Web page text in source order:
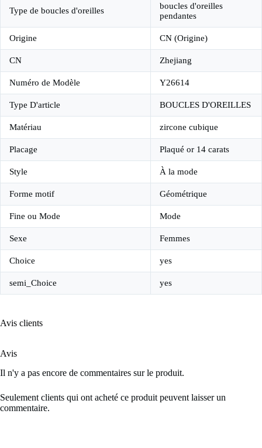
Type de boucles d'oreilles
boucles d'oreilles
pendantes
Origine CN (Origine)
CN Zhejiang
Numéro de Modèle Y26614
Type D'article BOUCLES D'OREILLES
Matériau zircone cubique
Placage Plaqué or 14 carats
Style À la mode
Forme motif Géométrique
Fine ou Mode Mode
Sexe Femmes
Choice yes
semi_Choice yes
Avis clients
Avis
Il n'y a pas encore de commentaires sur le produit.
Seulement clients qui ont acheté ce produit peuvent laisser un
commentaire.